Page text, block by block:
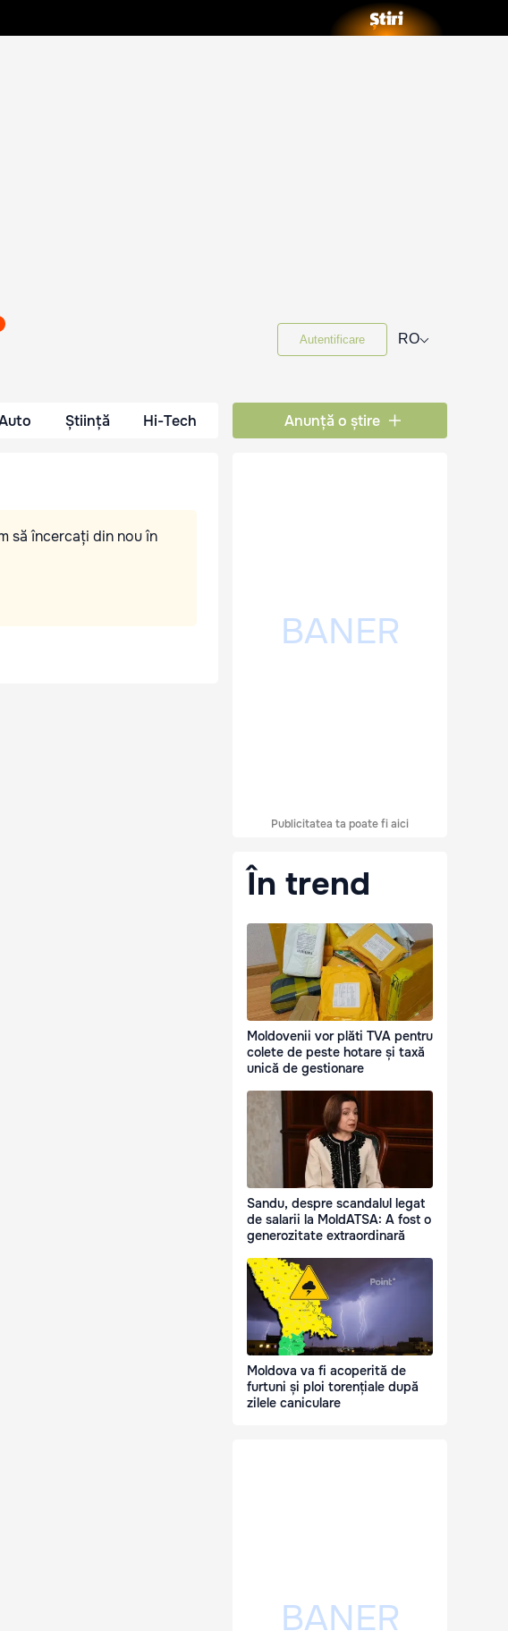
Autentificare RO⌵
Știință Hi-Tech Anunță o știre
să încercați din nou în
Publicitatea ta poate fi aici
În trend
Moldovenii vor plăti TVA pentru
colete de peste hotare și taxă
unică de gestionare
Sandu, despre scandalul legat
de salarii la MoldATSA: A fost o
generozitate extraordinară
Moldova va fi acoperită de
furtuni și ploi torențiale după
zilele caniculare